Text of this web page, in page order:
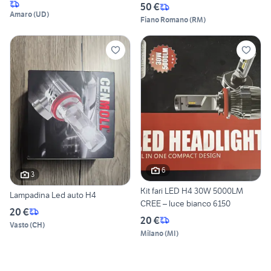
Amaro(UD)
50 €
Fiano Romano(RM)
3
Lampadina Led auto H4
20 €
Vasto(CH)
6
Kit fari LED H4 30W 5000LM
CREE – luce bianco 6150
20 €
Milano(MI)